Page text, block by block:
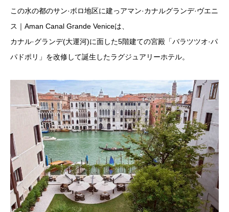
この水の都のサン·ボロ地区に建っアマン·カナルグランデ·ヴエニ
ス｜Aman Canal Grande Veniceは、
カナル·グランデ(大運河)に面した5階建ての宮殿「バラツツオ·パ
パドポリ」を改修して誕生したラグジュアリーホテル。